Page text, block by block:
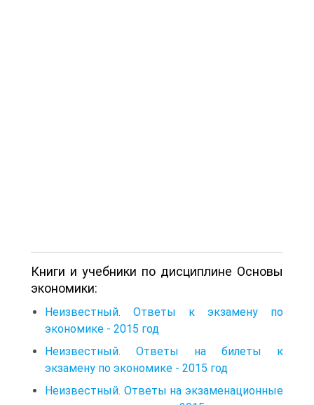
Книги и учебники по дисциплине Основы
экономики:
Неизвестный. Ответы к экзамену по
экономике - 2015 год
Неизвестный. Ответы на билеты к
экзамену по экономике - 2015 год
Неизвестный. Ответы на экзаменационные